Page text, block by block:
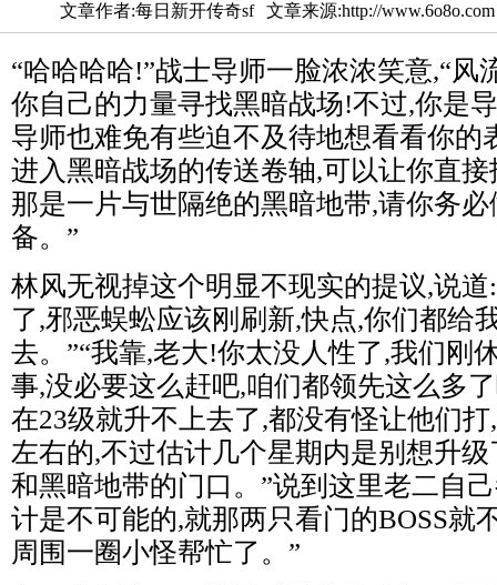
文章作者:每日新开传奇sf
文章来源:http://www.6o8o.com
“哈哈哈哈!”战士导师一脸浓浓笑意,“风
你自己的力量寻找黑暗战场!不过,你是
导师也难免有些迫不及待地想看看你的
进入黑暗战场的传送卷轴,可以让你直
那是一片与世隔绝的黑暗地带,请你务
备。”
林风无视掉这个明显不现实的提议,说
了,邪恶蜈蚣应该刚刷新,快点,你们都给
去。”“我靠,老大!你太没人性了,我们刚
事,没必要这么赶吧,咱们都领先这么多
在23级就升不上去了,都没有怪让他们
左右的,不过估计几个星期内是别想升
和黑暗地带的门口。”说到这里老二自
计是不可能的,就那两只看门的BOSS就
周围一圈小怪帮忙了。”